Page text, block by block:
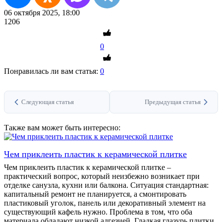
06 октября 2025, 18:00
1206
Понравилась ли вам статья:
0
0
Следующая статья Предыдущая статья
Также вам может быть интересно:
Чем приклеить пластик к керамической плитке
Чем приклеить пластик к керамической плитке –
практический вопрос, который неизбежно возникает при
отделке санузла, кухни или балкона. Ситуация стандартная:
капитальный ремонт не планируется, а смонтировать
пластиковый уголок, панель или декоративный элемент на
существующий кафель нужно. Проблема в том, что оба